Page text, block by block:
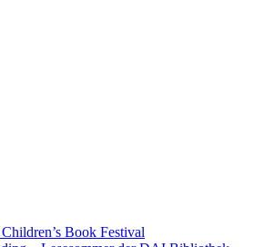
Book Festival